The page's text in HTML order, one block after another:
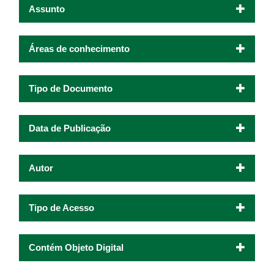
Assunto
Áreas de conhecimento
Tipo de Documento
Data de Publicação
Autor
Tipo de Acesso
Contém Objeto Digital